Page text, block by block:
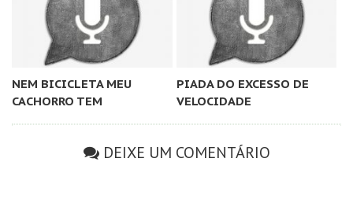
NEM BICICLETA MEU
CACHORRO TEM
PIADA DO EXCESSO DE
VELOCIDADE
DEIXE UM COMENTÁRIO